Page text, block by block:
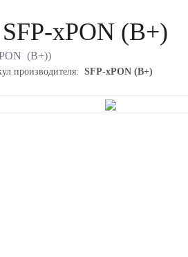
xPON (B+)
(B+))
производителя: SFP-xPON (B+)